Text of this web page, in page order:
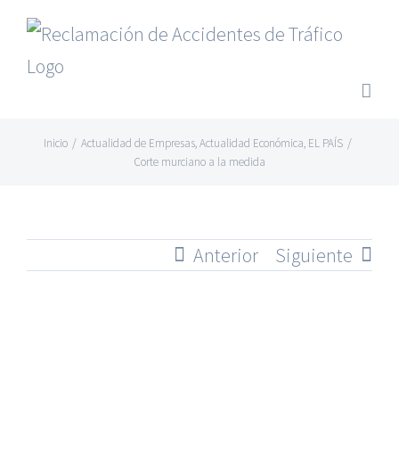
Saltar
contenido
Inicio / Actualidad de Empresas,Actualidad Económica, EL PAÍS /
Corte murciano a la medida
Anterior Siguiente